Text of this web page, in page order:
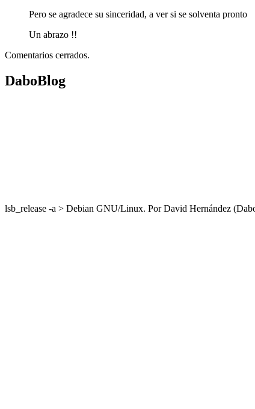
Pero se agradece su sinceridad, a ver si se solventa pronto
Un abrazo !!
Comentarios cerrados.
DaboBlog
lsb_release -a > Debian GNU/Linux. Por David Hernández